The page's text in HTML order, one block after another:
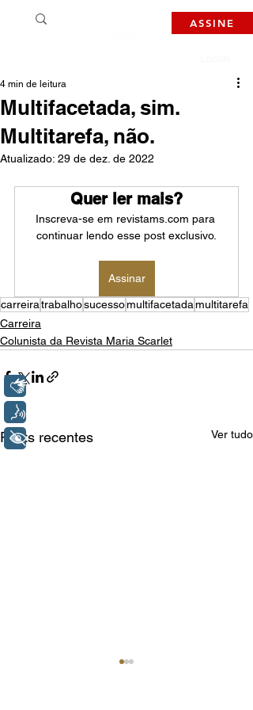
ASSINE
Multifacetada, sim.
Multitarefa, não.
4 min de leitura
Atualizado: 29 de dez. de 2022
Quer ler mais?
Inscreva-se em revistams.com para
continuar lendo esse post exclusivo.
Assinar
carreiratrabalhosucessomultifacetadamultitarefa
Carreira
Colunista da Revista Maria Scarlet
Posts recentes Ver tudo
Libras
+ Acessibilidade